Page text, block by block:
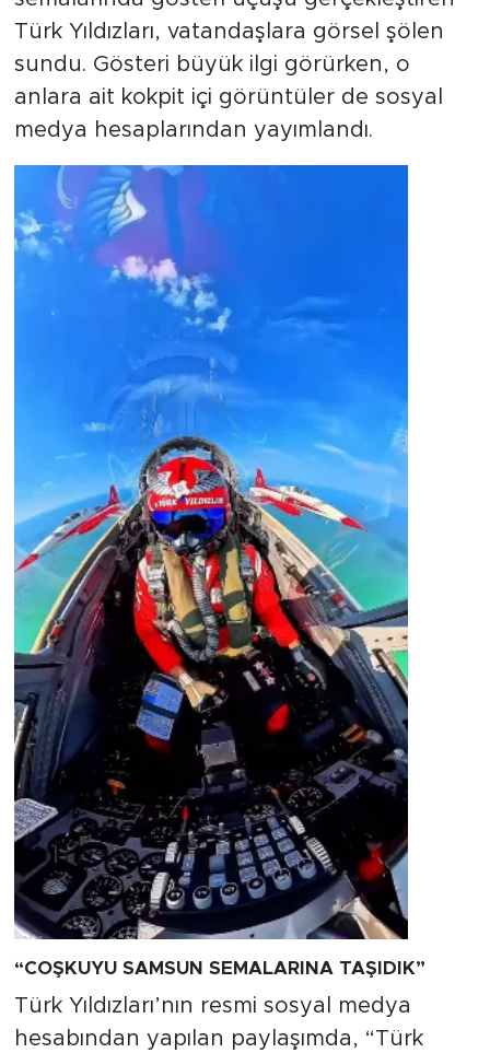
Türk Yıldızları, vatandaşlara görsel şölen
sundu. Gösteri büyük ilgi görürken, o
anlara ait kokpit içi görüntüler de sosyal
medya hesaplarından yayımlandı.
“COŞKUYU SAMSUN SEMALARINA TAŞIDIK”
Türk Yıldızları’nın resmi sosyal medya
hesabından yapılan paylaşımda, “Türk